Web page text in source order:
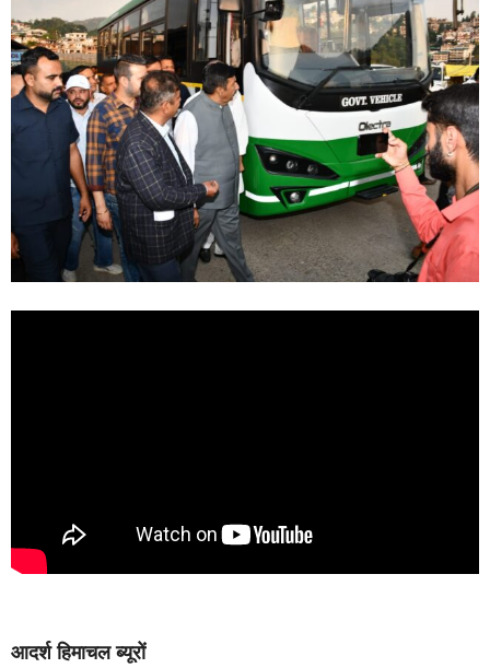
आदर्श हिमाचल ब्यूरों